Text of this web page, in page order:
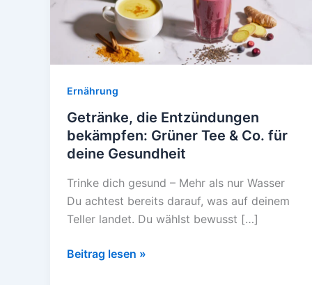
Ernährung
Getränke, die Entzündungen
bekämpfen: Grüner Tee & Co. für
deine Gesundheit
Trinke dich gesund – Mehr als nur Wasser
Du achtest bereits darauf, was auf deinem
Teller landet. Du wählst bewusst […]
Getränke,
Beitrag lesen »